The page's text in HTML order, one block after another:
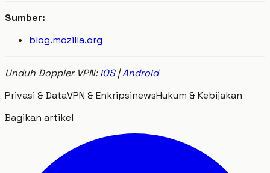
Sumber:
blog.mozilla.org
Unduh Doppler VPN:iOS|Android
Privasi & DataVPN & EnkripsinewsHukum & Kebijakan
Bagikan artikel